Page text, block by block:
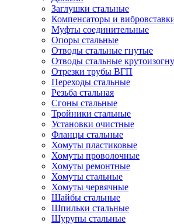
Заглушки стальные
Компенсаторы и
Муфты соединительные
Опоры стальные
Отводы стальные гнутые
Отводы стальные
Отрезки трубы ВГП
Переходы стальные
Резьба стальная
Сгоны стальные
Тройники стальные
Установки очистные
Фланцы стальные
Хомуты пластиковые
Хомуты проволочные
Хомуты ремонтные
Хомуты стальные
Хомуты червячные
Шайбы стальные
Шпильки стальные
Шурупы стальные